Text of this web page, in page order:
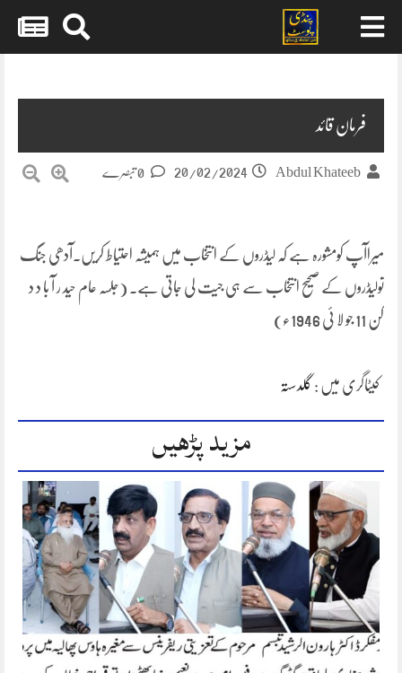
فرمان قائد
Abdul Khateeb
20/02/2024
میراآپ کومشورہ ہے کہ لیڈروں کے انتخاب میں ہمیشہ احتیاط کریں۔آدھی جنگ
تولیڈروں کے صحیح انتخاب سے ہی جیت لی جاتی ہے۔ (جلسہ عام حید ر آ با د د
کن 11 جو لا ئی 1946ء)
کیٹاگری میں : گلدستہ
مزید پڑھیں